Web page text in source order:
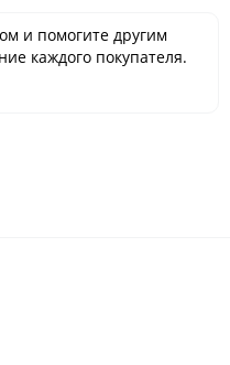
и помогите другим
каждого покупателя.